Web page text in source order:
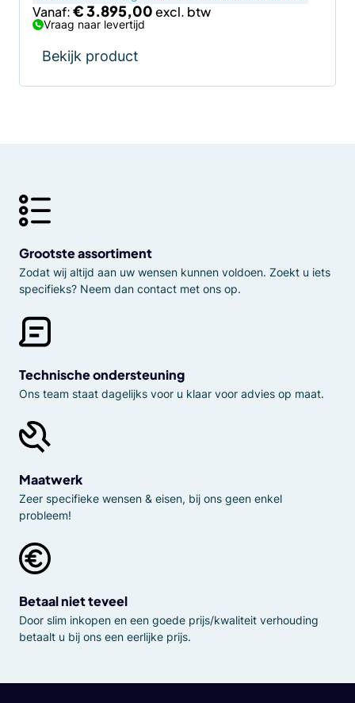
Vanaf:€3.895,00
Vraag naar levertijd
Bekijk product
Grootste assortiment
Zodat wij altijd aan uw wensen kunnen voldoen. Zoekt u iets
specifieks? Neem dan contact met ons op.
Technische ondersteuning
Ons team staat dagelijks voor u klaar voor advies op maat.
Maatwerk
Zeer specifieke wensen & eisen, bij ons geen enkel
probleem!
Betaal niet teveel
Door slim inkopen en een goede prijs/kwaliteit verhouding
betaalt u bij ons een eerlijke prijs.